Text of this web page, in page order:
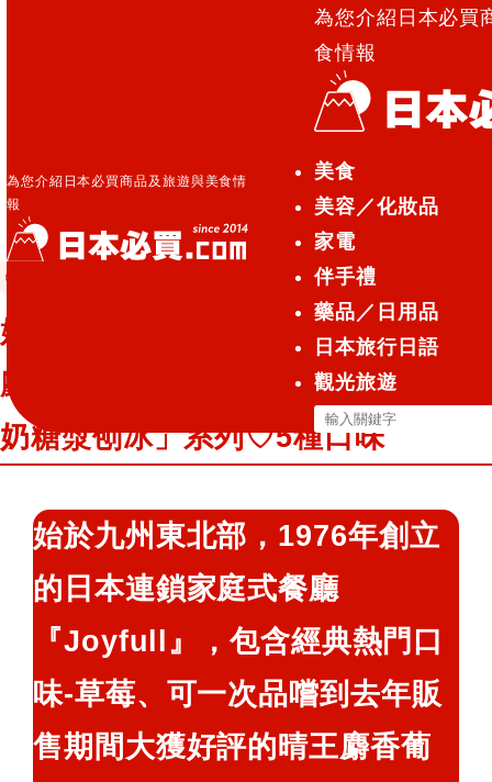
為您介紹日本必買商品及旅遊與美食情
報
為您介紹日本必買
食情報
美食
美容／化妝品
家電
伴手禮
藥品／日用品
日本旅行日語
觀光旅遊
搜
尋
鍵
式餐廳『Joyfull』每年必推出「特調牛奶糖漿刨冰」系
列♡5種口味
特集／活動
始於九州東北部！日本連鎖家庭式餐
廳『Joyfull』每年必推出「特調牛
奶糖漿刨冰」系列♡5種口味
始於九州東北部，1976年創立
的日本連鎖家庭式餐廳
『Joyfull』，包含經典熱門口
味-草莓、可一次品嚐到去年販
售期間大獲好評的晴王麝香葡